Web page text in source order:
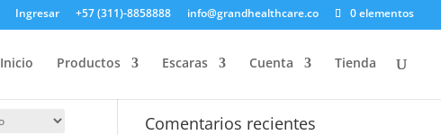
Ingresar +57 (311)-8858888 info@grandhealthcare.co 0 elementos
Inicio Productos Escaras Cuenta Tienda
Comentarios recientes